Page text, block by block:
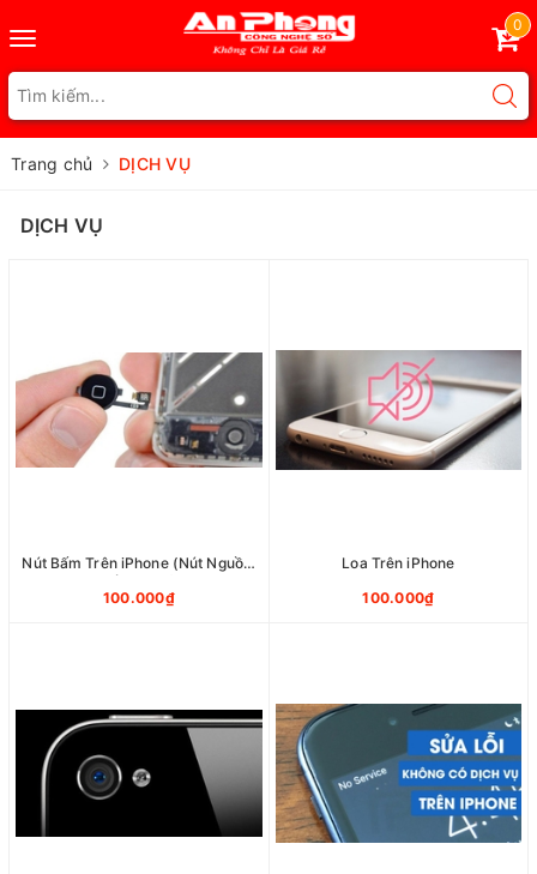
Toggle
navigation
0
Trang chủ DỊCH VỤ
DỊCH VỤ
Nút Bấm Trên iPhone (Nút Nguồn,
Nút Home)
100.000₫
Loa Trên iPhone
100.000₫